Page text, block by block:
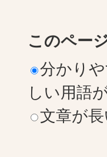
このペー
分かり
しい用語
文章が